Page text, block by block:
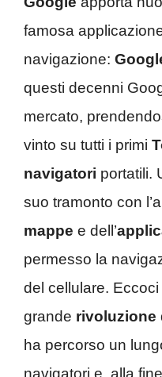
famosa
navigazione:
questi decenni
mercato,
vinto su tutti i primi
navigatori portatili.
suo tramonto con
mappe e dell’
permesso la
del cellulare.
grande rivoluzione
ha percorso un
navigatori e, alla